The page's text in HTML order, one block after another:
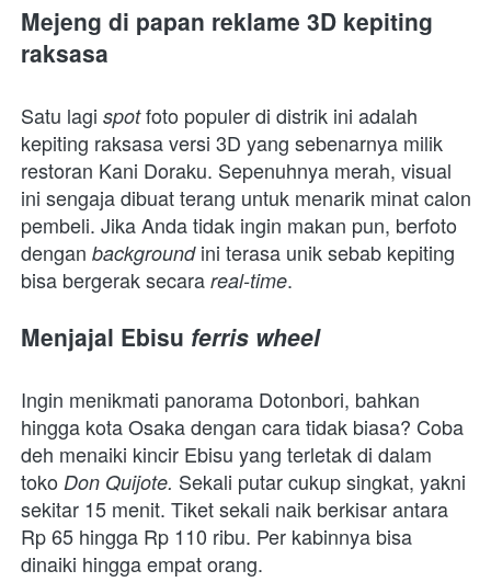
Mejeng di papan reklame 3D kepiting
raksasa
Satu lagi spot foto populer di distrik ini adalah
kepiting raksasa versi 3D yang sebenarnya milik
restoran Kani Doraku. Sepenuhnya merah, visual
ini sengaja dibuat terang untuk menarik minat calon
pembeli. Jika Anda tidak ingin makan pun, berfoto
dengan background ini terasa unik sebab kepiting
bisa bergerak secara real-time.
Menjajal Ebisu ferris wheel
Ingin menikmati panorama Dotonbori, bahkan
hingga kota Osaka dengan cara tidak biasa? Coba
deh menaiki kincir Ebisu yang terletak di dalam
toko Don Quijote. Sekali putar cukup singkat, yakni
sekitar 15 menit. Tiket sekali naik berkisar antara
Rp 65 hingga Rp 110 ribu. Per kabinnya bisa
dinaiki hingga empat orang.